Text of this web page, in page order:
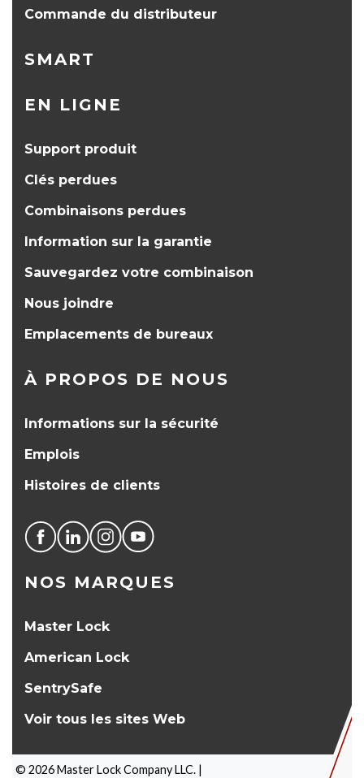
Commande du distributeur
SMART
EN LIGNE
Support produit
Clés perdues
Combinaisons perdues
Information sur la garantie
Sauvegardez votre combinaison
Nous joindre
Emplacements de bureaux
À PROPOS DE NOUS
Informations sur la sécurité
Emplois
Histoires de clients
NOS MARQUES
Master Lock
American Lock
SentrySafe
Voir tous les sites Web
© 2026Master Lock Company LLC. |